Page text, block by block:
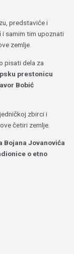
predstaviće i
i samim tim upoznati
zemlje.
pisati dela za
prestonicu
Bobić
zbirci i
četiri zemlje.
Bojana Jovanovića
o etno